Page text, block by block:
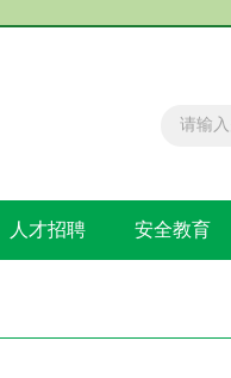
人才招聘 安全教育